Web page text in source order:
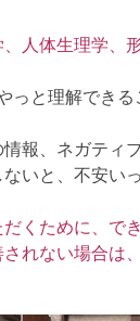
人体生理学、
っと理解でき
報、ネガティ
いと、不安い
くために、で
れない場合は